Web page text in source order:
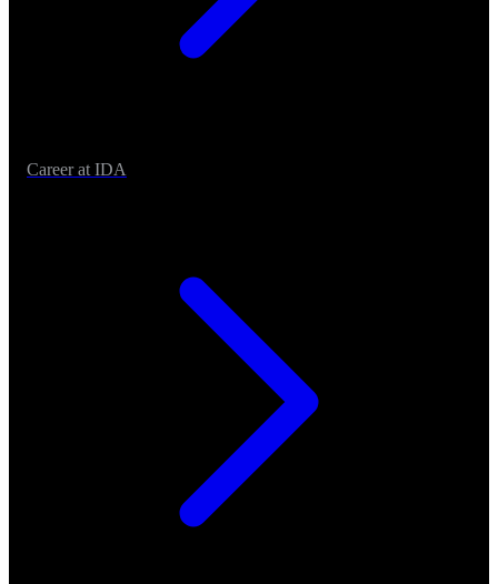
Career at IDA